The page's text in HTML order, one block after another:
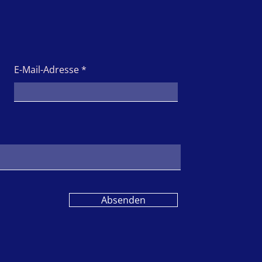
E-Mail-Adresse
Absenden